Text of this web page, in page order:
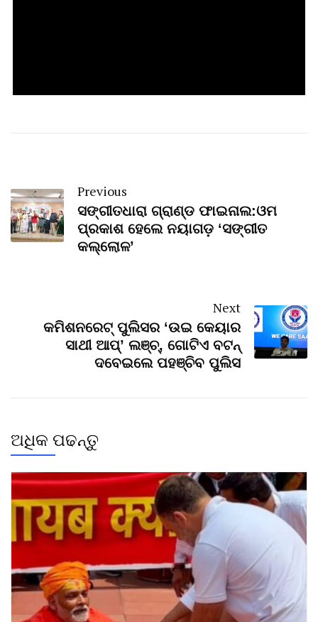
Previous
ସଙ୍ଗୀତଧାରା ଗ୍ରାଣ୍ଡ ଫାଇନାଲ:ଓମ
ପ୍ରକାଶ ହେଲେ ନୟାଗଡ଼ ‘ସଙ୍ଗୀତ
କଲ୍ଲୋଳ’
Next
କମିଶନରେଟ୍ ପୁଲିସର ‘ଉଇ କେୟାର
ସାଥୀ ଆପ୍’ ଲଞ୍ଚ୍, ଗୋଟିଏ ବଟନ୍
ଦବେଇଲେ ପହଞ୍ଚିବ ପୁଲିସ
ଅଧିକ ପଢନ୍ତୁ